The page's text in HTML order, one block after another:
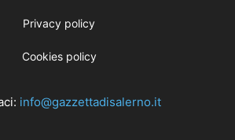
Privacy policy
Cookies policy
info@gazzettadisalerno.it